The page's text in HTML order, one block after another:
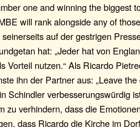
one and winning the biggest
will rank alongside any of those
auf der gestrigen
hat: „Jeder hat von
Vorteil nutzen.“ Als Ricardo
ihn der Partner aus: „Leave
Schindler verbesserungswürdig
zu verhindern, dass die
dass Ricardo die Kirche im